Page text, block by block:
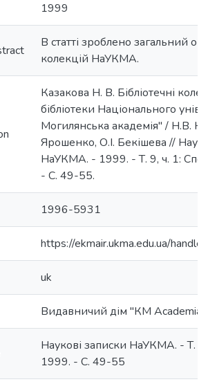
1999
В статті зроблено загальний
колекцій НаУКМА.
Казакова Н. В. Бібліотечні
бібліотеки Національного
Могилянська академія" / Н.В.
Ярошенко, О.І. Бекішева //
НаУКМА. - 1999. - Т. 9, ч. 1:
- С. 49-55.
1996-5931
https://ekmair.ukma.edu.ua/
uk
Видавничий дім "КМ Academia"
Наукові записки НаУКМА. - Т.
1999. - С. 49-55